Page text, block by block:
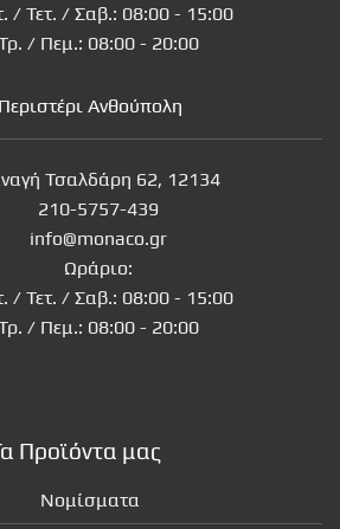
/ Τετ. / Σαβ.: 08:00 - 15:00
/ Πεμ.: 08:00 - 20:00
Περιστέρι Ανθούπολη
Τσαλδάρη 62, 12134
210-5757-439
info@monaco.gr
Ωράριο:
/ Τετ. / Σαβ.: 08:00 - 15:00
/ Πεμ.: 08:00 - 20:00
Προϊόντα μας
Νομίσματα